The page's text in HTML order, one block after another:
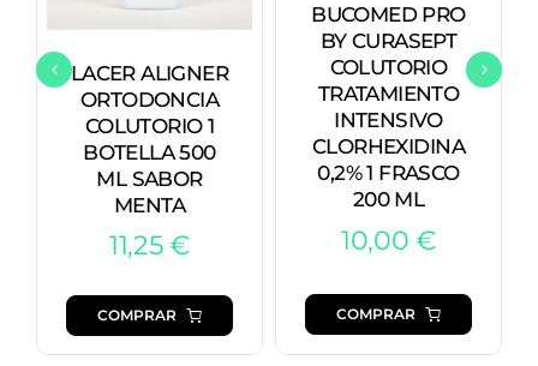
LACER ALIGNER
ORTODONCIA
COLUTORIO 1
BOTELLA 500
ML SABOR
MENTA
11,25€
COMPRAR
BUCOMED PRO
BY CURASEPT
COLUTORIO
TRATAMIENTO
INTENSIVO
CLORHEXIDINA
0,2% 1 FRASCO
200 ML
10,00€
COMPRAR